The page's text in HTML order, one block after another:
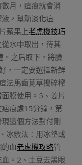
月，痘痕就會消
，幫助淡化痘
蘋果上老虎機技巧
水中取出，待其
。之后取下，將臉
，一定要選擇新鮮
法馬齒莧草搗碎榨
膜使用。5、姜片
痕處15分鐘，第
這個方法對付剛
冰敷法：用冰墊或
血老虎機攻略管
。2、土豆去黑眼